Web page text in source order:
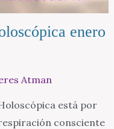
enero
Atman
está por
consciente